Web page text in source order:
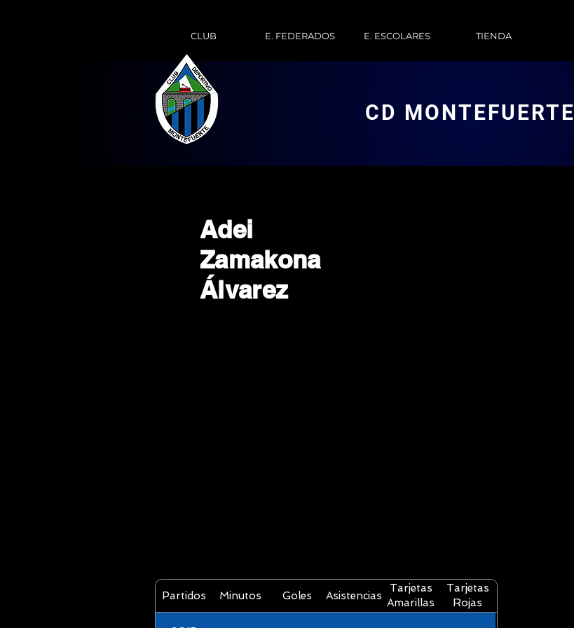
CLUB E. FEDERADOS E. ESCOLARES TIENDA
CD MONTEFUERTE
Adei
Zamakona
Álvarez
Partidos Minutos Goles Asistencias
Tarjetas
Amarillas
Tarjetas
Rojas